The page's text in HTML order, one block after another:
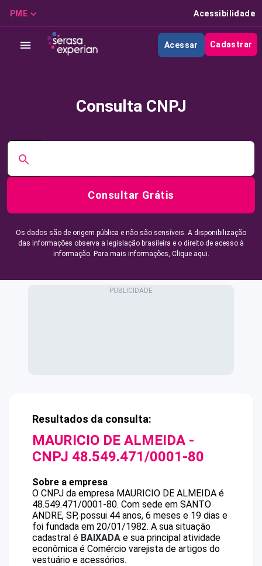
PME Acessibilidade
Acessar Cadastrar
Consulta CNPJ
Consultar Grátis
Os dados são de origem pública e não são sensíveis. A disponibilização
das informações observa a legislação brasileira e o direito de acesso à
informação. Para mais informações, Clique aqui.
Resultados da consulta:
MAURICIO DE ALMEIDA -
CNPJ 48.549.471/0001-80
Sobre a empresa
O CNPJ da empresa MAURICIO DE ALMEIDA é
48.549.471/0001-80. Com sede em SANTO
ANDRE, SP, possui 44 anos, 6 meses e 19 dias e
foi fundada em 20/01/1982. A sua situação
cadastral é BAIXADA e sua principal atividade
econômica é Comércio varejista de artigos do
vestuário e acessórios.